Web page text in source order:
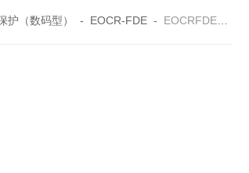
护（数码型） - EOCR-FDE - EOCRFDE-H4DZ7W 220V韩国三和EOCR-FDE-H4DZ7W 电动机保护器